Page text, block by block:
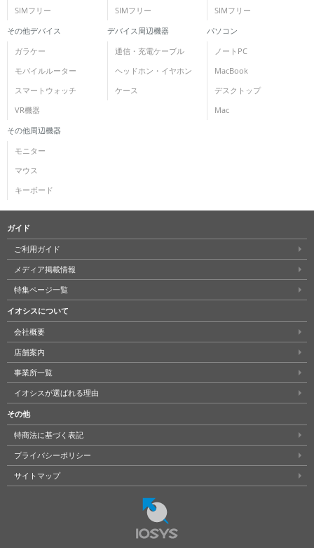
SIMフリー
SIMフリー
SIMフリー
その他デバイス
ガラケー
モバイルルーター
スマートウォッチ
VR機器
デバイス周辺機器
通信・充電ケーブル
ヘッドホン・イヤホン
ケース
パソコン
ノートPC
MacBook
デスクトップ
Mac
その他周辺機器
モニター
マウス
キーボード
ガイド
ご利用ガイド
メディア掲載情報
特集ページ一覧
イオシスについて
会社概要
店舗案内
事業所一覧
イオシスが選ばれる理由
その他
特商法に基づく表記
プライバシーポリシー
サイトマップ